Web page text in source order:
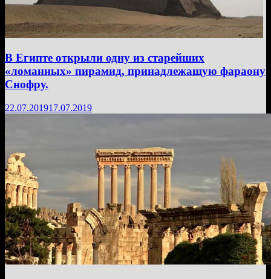
В Египте открыли одну из старейших
«ломанных» пирамид, принадлежащую фараону
Снофру.
22.07.201917.07.2019